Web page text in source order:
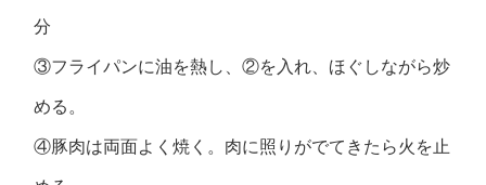
分
③フライパンに油を熱し、②を入れ、ほぐしながら炒
める。
④豚肉は両面よく焼く。肉に照りがでてきたら火を止